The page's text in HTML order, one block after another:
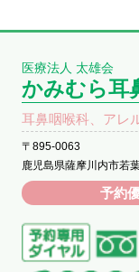
医療法人 太雄会
かみむら耳
耳鼻咽喉科、アレ
〒895-0063
鹿児島県薩摩川内市若
予約